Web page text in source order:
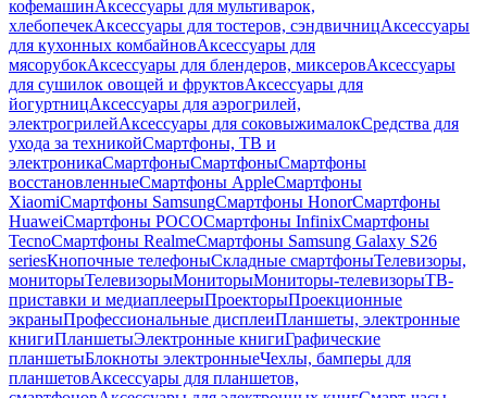
кофемашинАксессуары для мультиварок,
хлебопечекАксессуары для тостеров, сэндвичницАксессуары
для кухонных комбайновАксессуары для
мясорубокАксессуары для блендеров, миксеровАксессуары
для сушилок овощей и фруктовАксессуары для
йогуртницАксессуары для аэрогрилей,
электрогрилейАксессуары для соковыжималокСредства для
ухода за техникойСмартфоны, ТВ и
электроникаСмартфоныСмартфоныСмартфоны
восстановленныеСмартфоны AppleСмартфоны
XiaomiСмартфоны SamsungСмартфоны HonorСмартфоны
HuaweiСмартфоны POCOСмартфоны InfinixСмартфоны
TecnoСмартфоны RealmeСмартфоны Samsung Galaxy S26
seriesКнопочные телефоныСкладные смартфоныТелевизоры,
мониторыТелевизорыМониторыМониторы-телевизорыТВ-
приставки и медиаплеерыПроекторыПроекционные
экраныПрофессиональные дисплеиПланшеты, электронные
книгиПланшетыЭлектронные книгиГрафические
планшетыБлокноты электронныеЧехлы, бамперы для
планшетовАксессуары для планшетов,